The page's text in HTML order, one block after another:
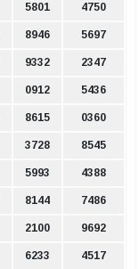
5801 4750
8946 5697
9332 2347
0912 5436
8615 0360
3728 8545
5993 4388
8144 7486
2100 9692
6233 4517